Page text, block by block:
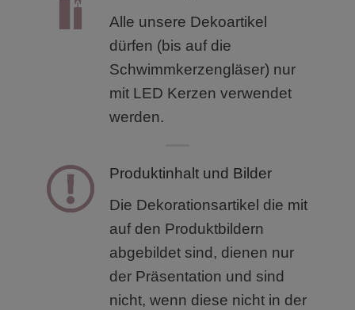
Alle unsere Dekoartikel
dürfen (bis auf die
Schwimmkerzengläser) nur
mit LED Kerzen verwendet
werden.
Produktinhalt und Bilder
Die Dekorationsartikel die mit
auf den Produktbildern
abgebildet sind, dienen nur
der Präsentation und sind
nicht, wenn diese nicht in der